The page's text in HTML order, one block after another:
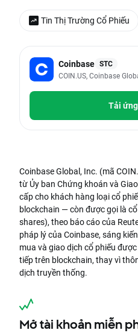
Coinbase STC
COIN.US, Coinbase
Tải
Coinbase Global, Inc. (mã
từ Ủy ban Chứng khoán và
cấp cho khách hàng loại cổ
blockchain — còn được gọi là
shares), theo báo cáo của
pháp lý của Coinbase, sáng
mua và giao dịch cổ phiếu
tiếp trên blockchain, thay vì
dịch truyền thống.
Mở tài khoản miễn
Tin Thị Trường Cổ Phiếu